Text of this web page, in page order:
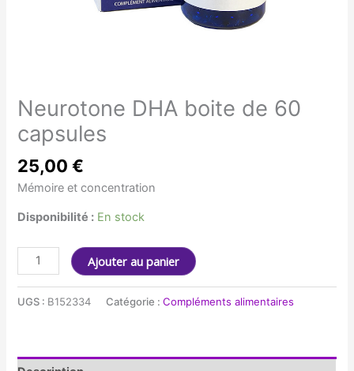
Neurotone DHA boite de 60
capsules
25,00€
Mémoire et concentration
Disponibilité : En stock
quantité
de
Neurotone
DHA
60
Ajouter au panier
UGS : B152334 Catégorie :Compléments alimentaires